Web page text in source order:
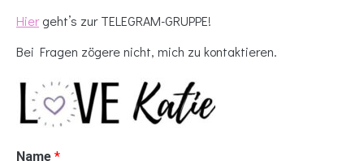
Hiergeht’s zur TELEGRAM-GRUPPE!
Bei Fragen zögere nicht, mich zu kontaktieren.
Name *